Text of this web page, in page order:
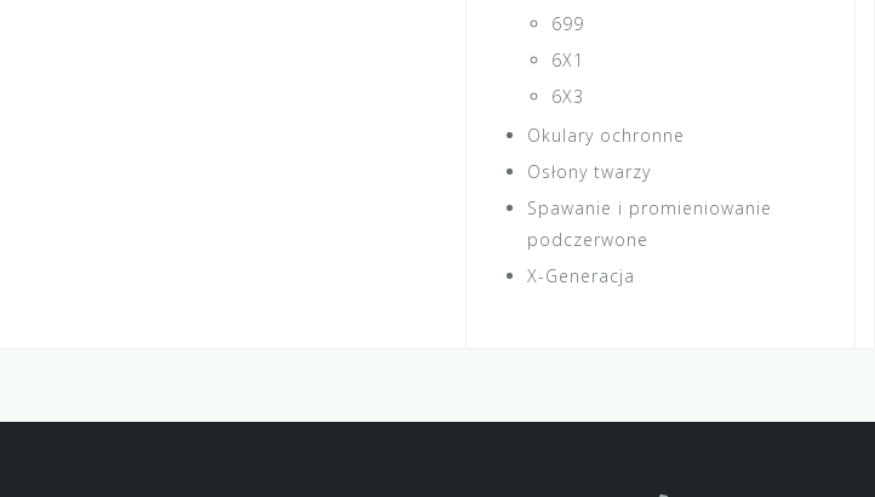
699
6X1
6X3
Okulary ochronne
Osłony twarzy
Spawanie i promieniowanie
podczerwone
X-Generacja